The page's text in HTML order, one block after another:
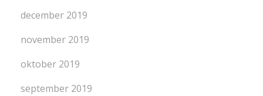
december 2019
november 2019
oktober 2019
september 2019